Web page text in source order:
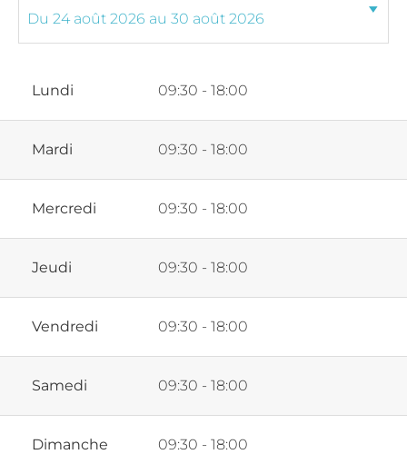
Lundi 09:30 - 18:00
Mardi 09:30 - 18:00
Mercredi 09:30 - 18:00
Jeudi 09:30 - 18:00
Vendredi 09:30 - 18:00
Samedi 09:30 - 18:00
Dimanche 09:30 - 18:00